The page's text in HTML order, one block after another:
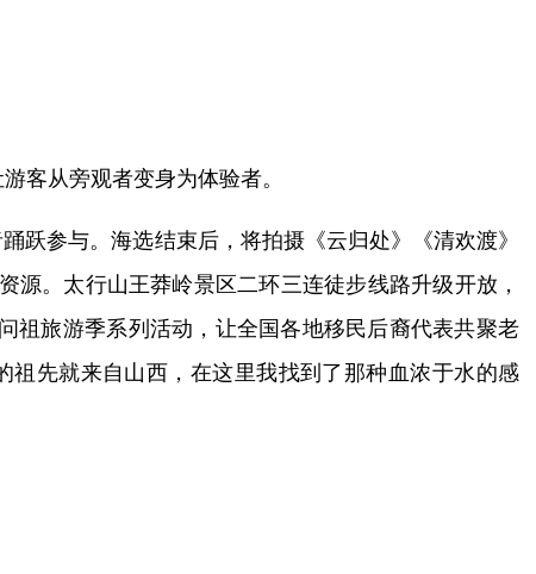
客从旁观者变身为体验者。
跃参与。海选结束后，将拍摄《云归处》《清欢渡》
源。太行山王莽岭景区二环三连徒步线路升级开放，
祖旅游季系列活动，让全国各地移民后裔代表共聚老
祖先就来自山西，在这里我找到了那种血浓于水的感